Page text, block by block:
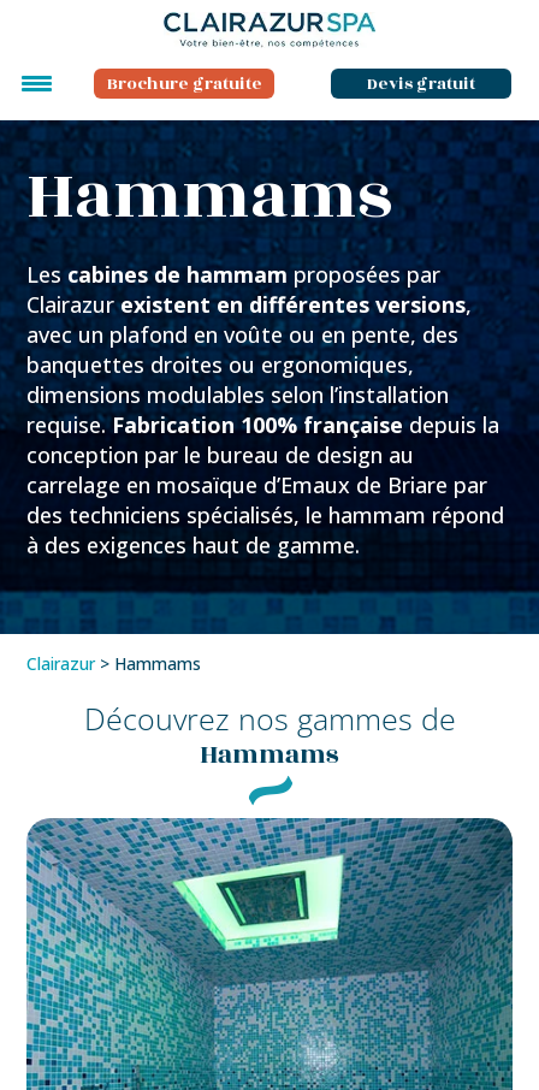
Brochure gratuite Devis gratuit
Hammams
Lescabines de hammam proposées par
Clairazurexistent en différentes versions,
avec un plafond en voûte ou en pente, des
banquettes droites ou ergonomiques,
dimensions modulables selon l’installation
requise.Fabrication 100%françaisedepuis la
conception par le bureau de design au
carrelage en mosaïque d’Emaux de Briare par
des techniciens spécialisés, le hammam répond
à des exigences haut de gamme.
Clairazur> Hammams
Découvrez nos gammes de
Hammams